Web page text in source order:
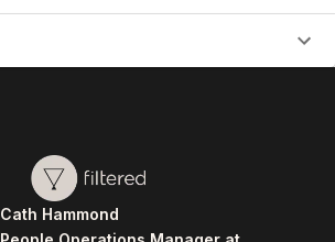
Cath Hammond